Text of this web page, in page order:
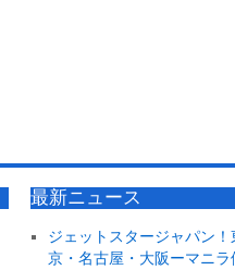
最新ニュース
ジェットスタージャパン！
京・名古屋・大阪ーマニラ